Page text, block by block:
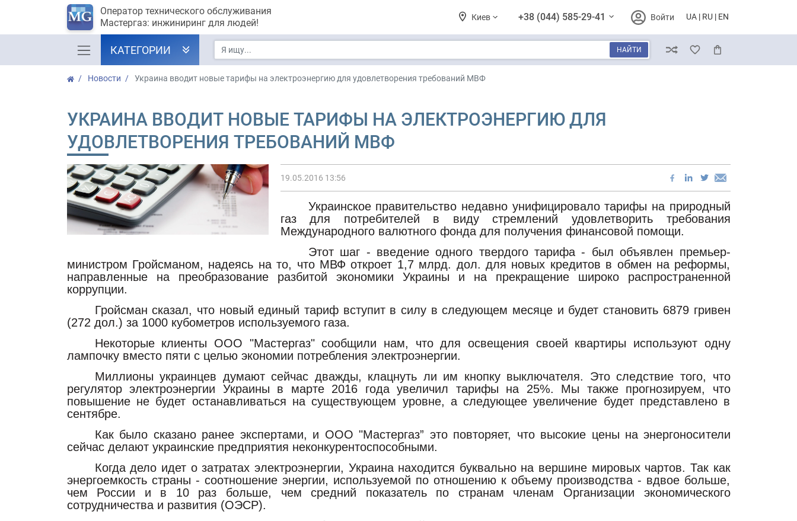
Оператор технического обслуживания
Мастергаз: инжиниринг для людей!
Киев +38 (044) 585-29-41 Войти UA RU EN
КАТЕГОРИИ НАЙТИ СравнениеИзбранноеКорзина
Новости Украина вводит новые тарифы на электроэнергию для удовлетворения требований МВФ
УКРАИНА ВВОДИТ НОВЫЕ ТАРИФЫ НА ЭЛЕКТРОЭНЕРГИЮ ДЛЯ
УДОВЛЕТВОРЕНИЯ ТРЕБОВАНИЙ МВФ
19.05.2016 13:56
Украинское правительство недавно унифицировало тарифы на природный
газ для потребителей в виду стремлений удовлетворить требования
Международного валютного фонда для получения финансовой помощи.
Этот шаг - введение одного твердого тарифа - был объявлен премьер-
министром Гройсманом, надеясь на то, что МВФ откроет 1,7 млрд. дол. для новых кредитов в обмен на реформы,
направленные на преобразование разбитой экономики Украины и на прекращение широко распространенной
коррупции.
Гройсман сказал, что новый единый тариф вступит в силу в следующем месяце и будет становить 6879 гривен
(272 дол.) за 1000 кубометров используемого газа.
Некоторые клиенты ООО "Mастергаз" сообщили нам, что для освещения своей квартиры используют одну
лампочку вместо пяти с целью экономии потребления электроэнергии.
Миллионы украинцев думают сейчас дважды, клацнуть ли им кнопку выключателя. Это следствие того, что
регулятор электроэнергии Украины в марте 2016 года увеличил тарифы на 25%. Мы также прогнозируем, что
повышение не будет останавливаться на существующем уровне, а следующее увеличение будет представлено в
сентябре.
Как было сказано ранее экспертами, и ООО "Mастергаз” это повторяет, что высокие цены на энергоносители
сейчас делают украинские предприятия неконкурентоспособными.
Когда дело идет о затратах электроэнергии, Украина находится буквально на вершине мировых чартов. Так как
энергоемкость страны - соотношение энергии, используемой по отношению к объему производства - вдвое больше,
чем России и в 10 раз больше, чем средний показатель по странам членам Организации экономического
сотрудничества и развития (ОЭСР).